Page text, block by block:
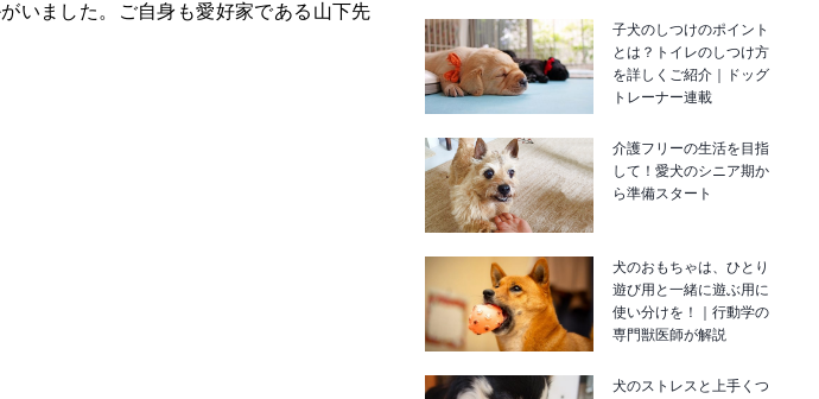
いました。ご自身も愛好家である山下先
子犬のしつけのポイント
とは？トイレのしつけ方
を詳しくご紹介｜ドッグ
トレーナー連載
介護フリーの生活を目指
して！愛犬のシニア期か
ら準備スタート
犬のおもちゃは、ひとり
遊び用と一緒に遊ぶ用に
使い分けを！｜行動学の
専門獣医師が解説
犬のストレスと上手くつ